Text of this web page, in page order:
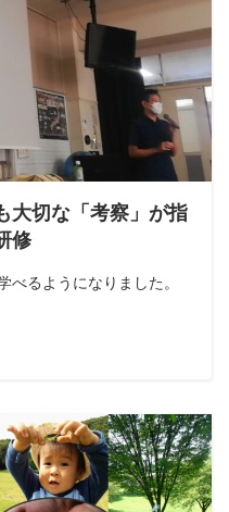
大切な「考察」が指
修
るようになりました。